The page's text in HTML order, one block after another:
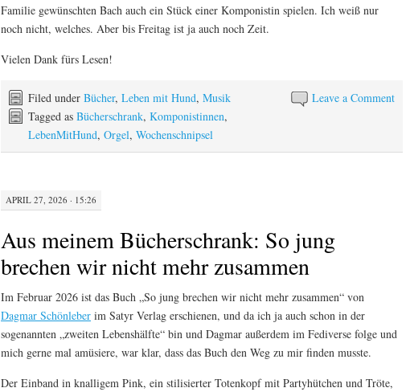
Familie gewünschten Bach auch ein Stück einer Komponistin spielen. Ich weiß nur
noch nicht, welches. Aber bis Freitag ist ja auch noch Zeit.
Vielen Dank fürs Lesen!
Leave a Comment
Filed under Bücher, Leben mit Hund, Musik
Tagged as Bücherschrank, Komponistinnen,
LebenMitHund, Orgel, Wochenschnipsel
APRIL 27, 2026 · 15:26
Aus meinem Bücherschrank: So jung
brechen wir nicht mehr zusammen
Im Februar 2026 ist das Buch „So jung brechen wir nicht mehr zusammen“ von
Dagmar Schönleber im Satyr Verlag erschienen, und da ich ja auch schon in der
sogenannten „zweiten Lebenshälfte“ bin und Dagmar außerdem im Fediverse folge und
mich gerne mal amüsiere, war klar, dass das Buch den Weg zu mir finden musste.
Der Einband in knalligem Pink, ein stilisierter Totenkopf mit Partyhütchen und Tröte,